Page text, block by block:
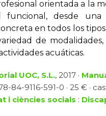
orientada a la
funcional, desde
en todos los
de
acuáticas.
UOC, S.L., 2017 ·
84-9116-591-0 · 25 € ·
i ciències socials :